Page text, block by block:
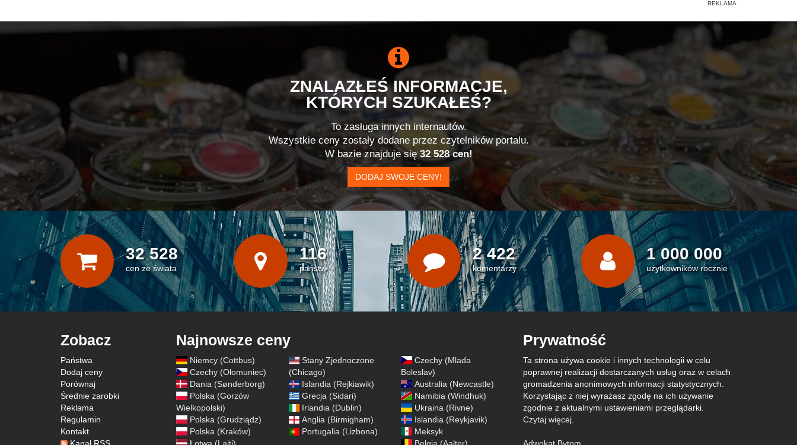
ZNALAZŁEŚ INFORMACJE,
KTÓRYCH SZUKAŁEŚ?
To zasługa innych internautów.
Wszystkie ceny zostały dodane przez czytelników portalu.
W bazie znajduje się32 528 cen!
DODAJ SWOJE CENY!
32 528
cen ze świata
116
państw
2 422
komentarzy
1 000 000
użytkowników rocznie
Zobacz
Państwa
Dodaj ceny
Porównaj
Średnie zarobki
Reklama
Regulamin
Kontakt
Najnowsze ceny
Niemcy (Cottbus)
Czechy (Ołomuniec)
Dania (Sønderborg)
Polska (Gorzów
Wielkopolski)
Polska (Grudziądz)
Polska (Kraków)
Stany Zjednoczone
(Chicago)
Islandia (Rejkiawik)
Grecja (Sidari)
Irlandia (Dublin)
Anglia (Birmigham)
Portugalia (Lizbona)
Czechy (Mlada
Boleslav)
Australia (Newcastle)
Namibia (Windhuk)
Ukraina (Rivne)
Islandia (Reykjavik)
Meksyk
Prywatność
Ta strona używa cookie i innych technologii w celu
poprawnej realizacji dostarczanych usług oraz w celach
gromadzenia anonimowych informacji statystycznych.
Korzystając z niej wyrażasz zgodę na ich używanie
zgodnie z aktualnymi ustawieniami przeglądarki.
Czytaj więcej